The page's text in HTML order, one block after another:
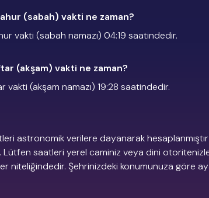
(sabah) vakti ne zaman?
vakti (sabah namazı) 04:19 saatindedir.
(akşam) vakti ne zaman?
vakti (akşam namazı) 19:28 saatindedir.
astronomik verilere dayanarak
Lütfen saatleri yerel caminiz veya dini
niteliğindedir. Şehrinizdeki konumunuza göre